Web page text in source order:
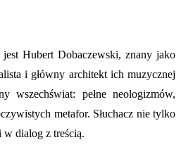
Hubert Dobaczewski, znany jako
i główny architekt ich muzycznej
wszechświat: pełne neologizmów,
metafor. Słuchacz nie tylko
dialog z treścią.